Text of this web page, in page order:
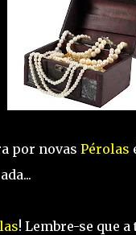
por novas Pérolas
! Lembre-se que